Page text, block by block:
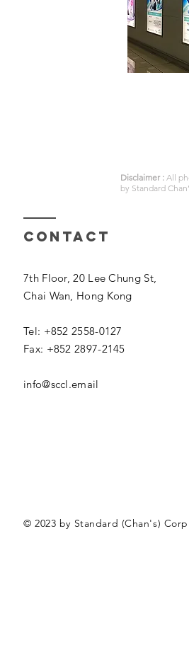
Disclaimer : All
by Standard
Contact
7th Floor, 20 Lee Chung St,
Chai Wan, Hong Kong
Tel: +852 2558-0127
Fax: +852 2897-2145
info@sccl.email
© 2023 by Standard (Chan's)